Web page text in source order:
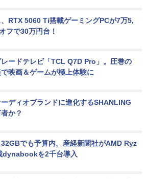
RTX 5060 Ti搭載ゲーミングPCが7万5,
フで30万円台！
ードテレビ「TCL Q7D Pro」。圧巻の
映画＆ゲームが極上体験に
ディオブランドに進化するSHANLING
か？
32GBでも予算内。産経新聞社がAMD Ryz
dynabookを2千台導入